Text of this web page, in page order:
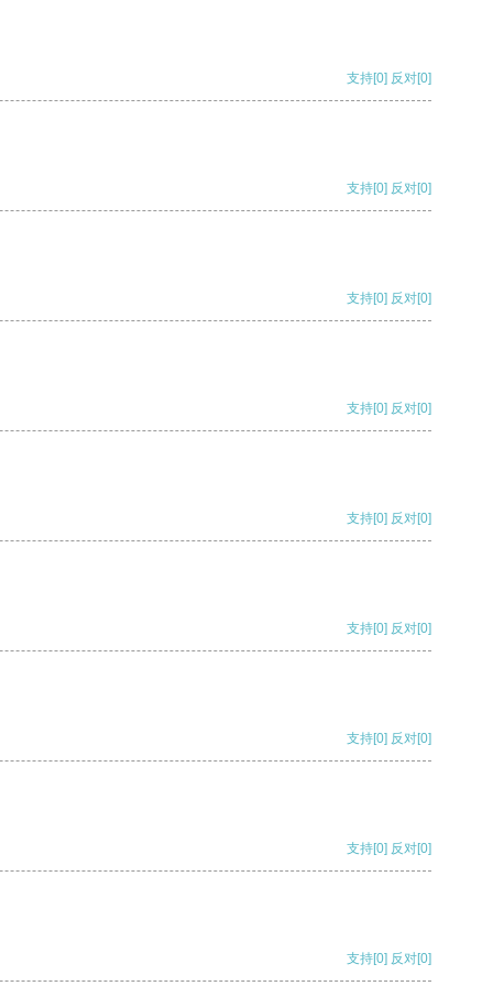
支持[0] 反对[0]
支持[0] 反对[0]
支持[0] 反对[0]
支持[0] 反对[0]
支持[0] 反对[0]
支持[0] 反对[0]
支持[0] 反对[0]
支持[0] 反对[0]
支持[0] 反对[0]